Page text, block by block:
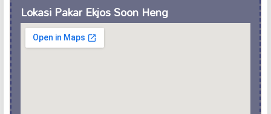
Lokasi Pakar Ekjos Soon Heng